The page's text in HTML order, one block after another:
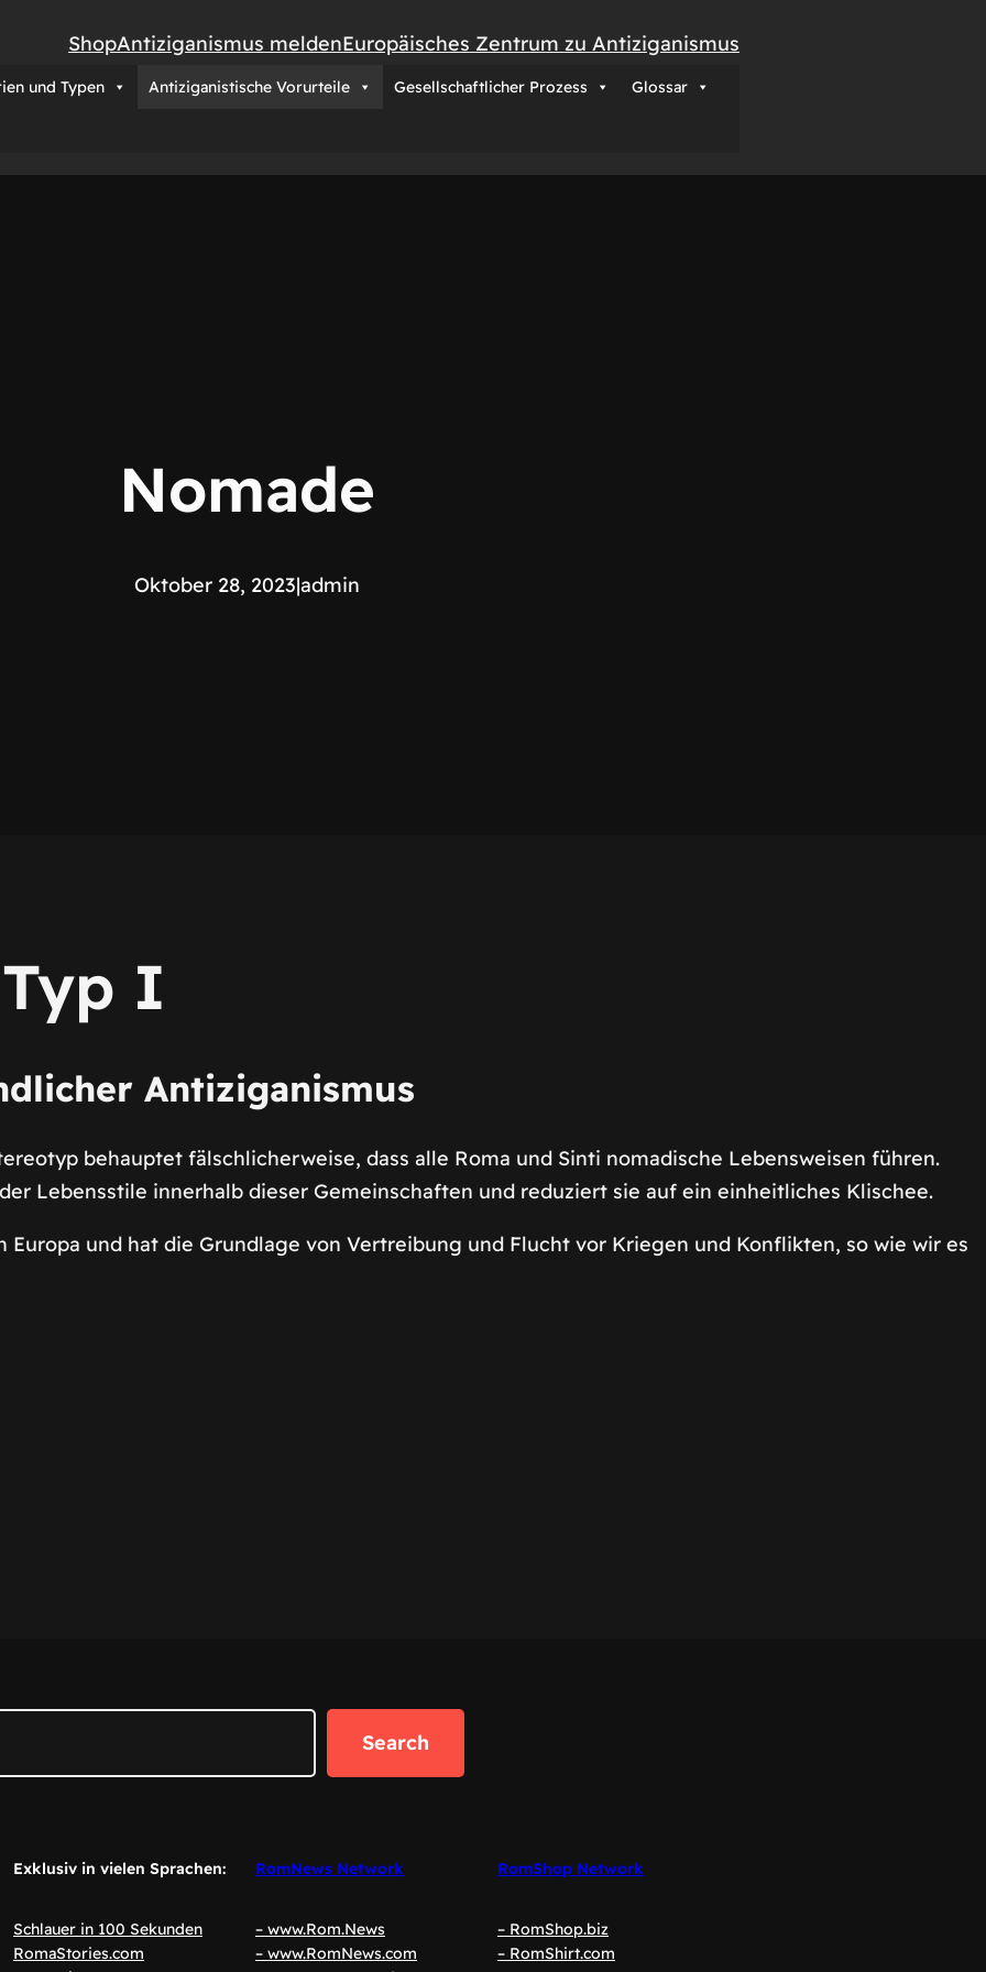
ShopAntiziganismus meldenEuropäisches Zentrum zu Antiziganismus
und Typen Antiziganistische Vorurteile Gesellschaftlicher Prozess Glossar
Nomade
Oktober 28, 2023|admin
I
Antiziganismus
behauptet fälschlicherweise, dass alle Roma und Sinti nomadische Lebensweisen führen.
Lebensstile innerhalb dieser Gemeinschaften und reduziert sie auf ein einheitliches Klischee.
und hat die Grundlage von Vertreibung und Flucht vor Kriegen und Konflikten, so wie wir es
Search
Exklusiv in vielen Sprachen:
Schlauer in 100 Sekunden
RomaStories.com
RomNews Network
– www.Rom.News
– www.RomNews.com
RomShop Network
– RomShop.biz
– RomShirt.com